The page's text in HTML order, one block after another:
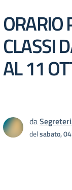
ORARIO
CLASSI
AL 11
da
delsabato,